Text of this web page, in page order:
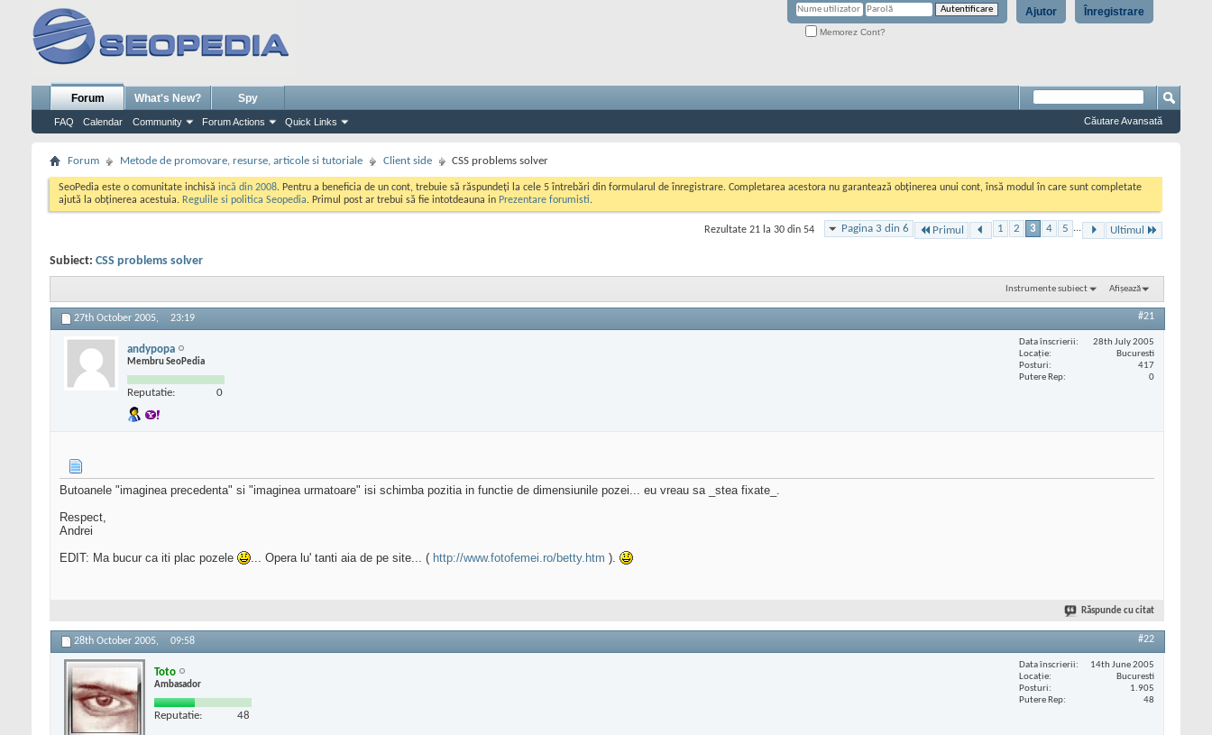
Înregistrare
Ajutor
Memorez Cont?
Forum
FAQ Calendar Community Forum Actions Quick Links
What's New? Spy
Căutare Avansată
Forum Metode de promovare, resurse, articole si tutoriale Client side CSS problems solver
SeoPedia este o comunitate inchisă incă din 2008. Pentru a beneficia de un cont, trebuie să răspundeți la cele 5 întrebări din formularul de înregistrare. Completarea acestora nu garantează obținerea unui cont, însă modul în care sunt completate
ajută la obținerea acestuia. Regulile si politica Seopedia. Primul post ar trebui să fie intotdeauna in Prezentare forumisti.
Pagina 3 din 6 Primul 1 2 3 4 5 ... Ultimul
Rezultate 21 la 30 din 54
Subiect: CSS problems solver
Instrumente subiect Afișează
27th October 2005, 23:19 #21
andypopa
Membru SeoPedia
Reputatie: 0
Data înscrierii
28th July 2005
Locaţie
Bucuresti
Posturi
417
Putere Rep
0
Butoanele "imaginea precedenta" si "imaginea urmatoare" isi schimba pozitia in functie de dimensiunile pozei... eu vreau sa _stea fixate_.
Respect,
Andrei
EDIT: Ma bucur ca iti plac pozele
... Opera lu' tanti aia de pe site... ( http://www.fotofemei.ro/betty.htm ).
Răspunde cu citat
28th October 2005, 09:58 #22
Toto
Ambasador
Reputatie: 48
Data înscrierii
14th June 2005
Locaţie
Bucuresti
Posturi
1.905
Putere Rep
48